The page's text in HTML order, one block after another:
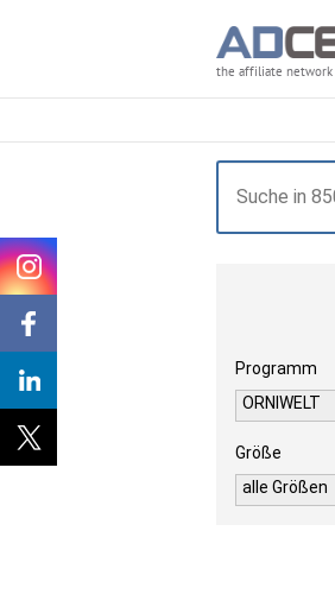
the affiliate network
Programm
ORNIWELT
Größe
alle Größen